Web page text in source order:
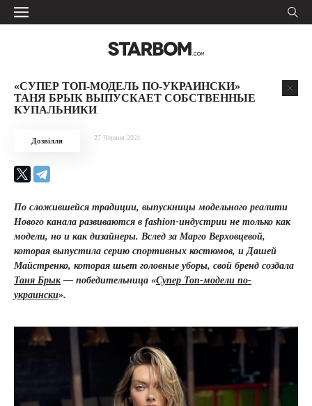
«СУПЕР ТОП-МОДЕЛЬ ПО-УКРАИНСКИ»
ТАНЯ БРЫК ВЫПУСКАЕТ СОБСТВЕННЫЕ
КУПАЛЬНИКИ
Дозвілля 27 Червня 2021
По сложившейся традиции, выпускницы модельного реалити
Нового канала развиваются в fashion-индустрии не только как
модели, но и как дизайнеры. Вслед за Марго Верховцевой,
которая выпустила серию спортивных костюмов, и Дашей
Майстренко, которая шьет головные уборы, свой бренд создала
Таня Брык— победительница «Супер Топ-модели по-
украински».